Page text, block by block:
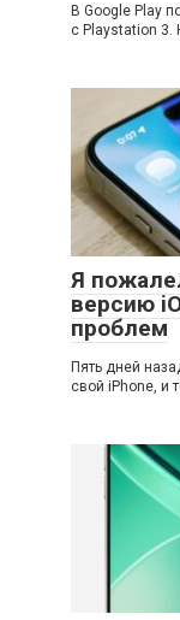
В Google Play
с Playstation 3.
Я
версию
проблем
Пять дней
свой iPhone, и